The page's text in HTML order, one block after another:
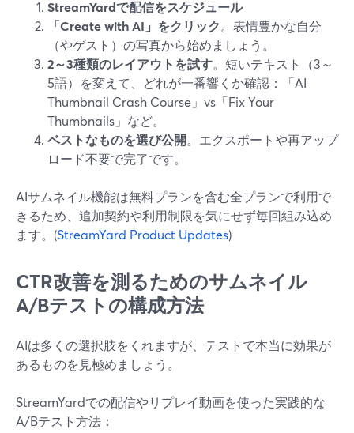
StreamYardで配信をスケジュール
「Create with AI」をクリック。表情豊かな自分
（やゲスト）の写真から始めましょう。
2～3種類のレイアウトを試す。短いテキスト（3～
5語）を変えて、どれが一番響くか確認：「AI
Thumbnail Crash Course」vs「Fix Your
Thumbnails」など。
ベストなものを選び公開。エクスポートや再アップ
ロード不要で完了です。
AIサムネイル機能は無料プランを含む全プランで利用で
きるため、追加契約や利用制限を気にせず毎回組み込め
ます。(StreamYard Product Updates)
CTR改善を測るためのサムネイル
A/Bテストの構成方法
AIは多くの選択肢をくれますが、テストで本当に効果が
あるものを見極めましょう。
StreamYardでの配信やリプレイ動画を使った実践的な
A/Bテスト方法：